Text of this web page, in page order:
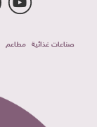
صناعات غذائية مطاعم